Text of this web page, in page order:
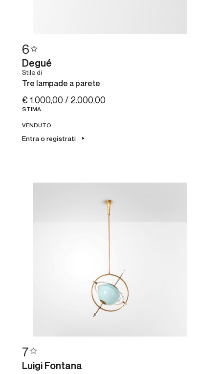
6
Degué
Stile di
Tre lampade a parete
€ 1.000,00 / 2.000,00
STIMA
VENDUTO
Entra o registrati
7
Luigi Fontana